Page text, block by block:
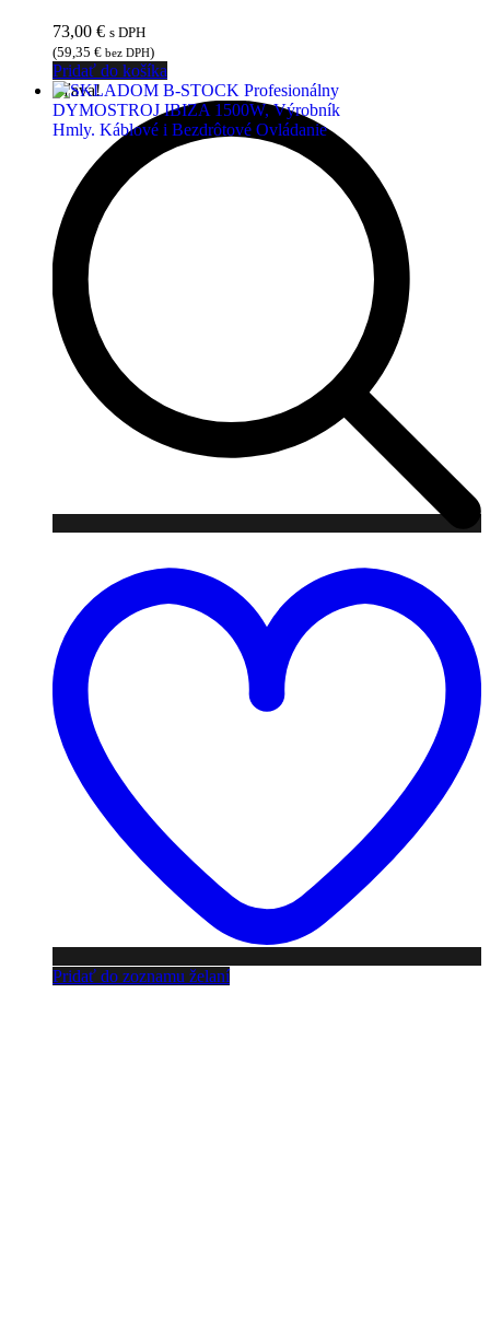
73,00 € s DPH
(59,35 € bez DPH)
Pridať do košíka
Zľava!
Pridať do zoznamu želaní